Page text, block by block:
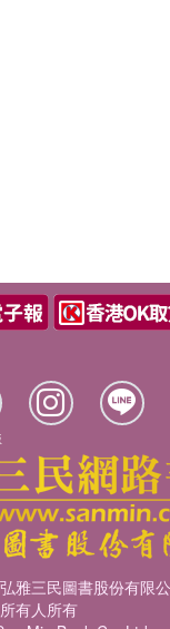
雅三民圖書股份有限
有人所有